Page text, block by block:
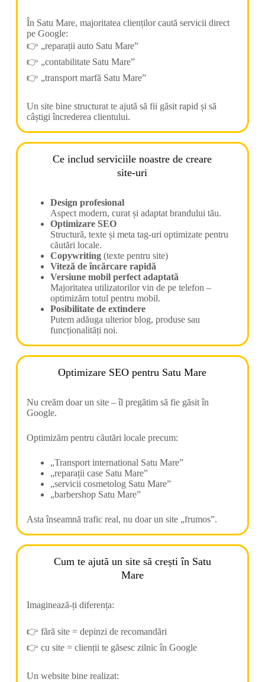
În Satu Mare, majoritatea clienților caută servicii direct
pe Google:
👉 „reparații auto Satu Mare”
👉 „contabilitate Satu Mare”
👉 „transport marfă Satu Mare”
Un site bine structurat te ajută să fii găsit rapid și să
câștigi încrederea clientului.
Ce includ serviciile noastre de creare
site-uri
Design profesional
Aspect modern, curat și adaptat brandului tău.
Optimizare SEO
Structură, texte și meta tag-uri optimizate pentru
căutări locale.
Copywriting(texte pentru site)
Viteză de încărcare rapidă
Versiune mobil perfect adaptată
Majoritatea utilizatorilor vin de pe telefon –
optimizăm totul pentru mobil.
Posibilitate de extindere
Putem adăuga ulterior blog, produse sau
funcționalități noi.
Optimizare SEO pentru Satu Mare
Nu creăm doar un site – îl pregătim să fie găsit în
Google.
Optimizăm pentru căutări locale precum:
„Transport international Satu Mare”
„reparații case Satu Mare”
„servicii cosmetolog Satu Mare”
„barbershop Satu Mare”
Asta înseamnă trafic real, nu doar un site „frumos”.
Cum te ajută un site să crești în Satu
Mare
Imaginează-ți diferența:
👉 fără site = depinzi de recomandări
👉 cu site = clienții te găsesc zilnic în Google
Un website bine realizat: